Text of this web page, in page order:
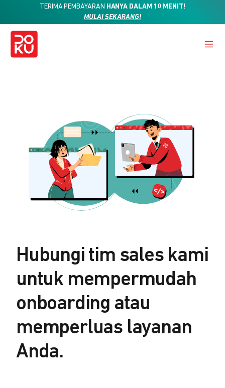
TERIMA PEMBAYARAN HANYA DALAM 10 MENIT!
MULAI SEKARANG!
Hubungi tim sales kami
untuk mempermudah
onboarding atau
memperluas layanan
Anda.